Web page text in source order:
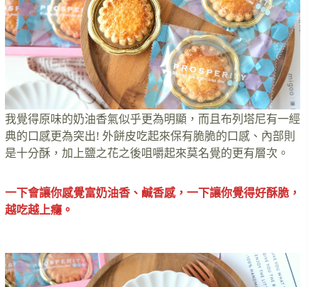
我覺得原味的奶油香氣似乎更為明顯，而且布列塔尼有一經
典的口感更為突出! 外餅皮吃起來保有脆脆的口感、內部則
是十分酥，加上鹽之花之後咀嚼起來莫名覺的更有層次。
一下會讓你感覺富奶油香、鹹香感，一下讓你覺得好酥脆，
越吃越上癮。